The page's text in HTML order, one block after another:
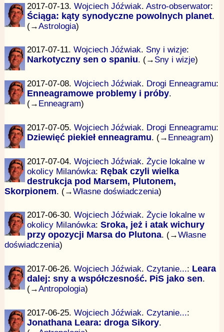
2017-07-13. Wojciech Jóźwiak. Astro-obserwator:
Ściąga: kąty synodyczne powolnych planet.
(→Astrologia)
2017-07-11. Wojciech Jóźwiak. Sny i wizje:
Narkotyczny sen o spaniu. (→ Sny i wizje)
2017-07-08. Wojciech Jóźwiak. Drogi Enneagramu:
Enneagramowe problemy i próby.
(→ Enneagram)
2017-07-05. Wojciech Jóźwiak. Drogi Enneagramu:
Dziewięć piekieł enneagramu. (→ Enneagram)
2017-07-04. Wojciech Jóźwiak. Życie lokalne w
okolicy Milanówka: Rębak czyli wielka
destrukcja pod Marsem, Plutonem,
Skorpionem. (→Własne doświadczenia)
2017-06-30. Wojciech Jóźwiak. Życie lokalne w
okolicy Milanówka: Sroka, jeż i atak wichury
przy opozycji Marsa do Plutona. (→Własne
doświadczenia)
2017-06-26. Wojciech Jóźwiak. Czytanie...: Leara
dalej: sny a współczesność. PiS jako sen.
(→Antropologia)
2017-06-25. Wojciech Jóźwiak. Czytanie...:
Jonathana Leara: droga Sikory.